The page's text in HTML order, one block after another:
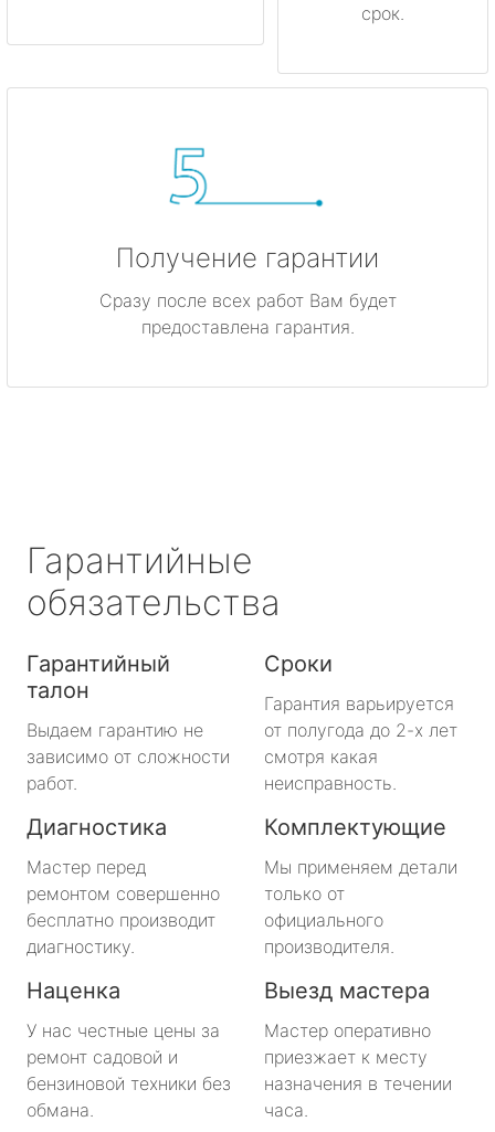
срок.
Получение гарантии
Сразу после всех работ Вам будет
предоставлена гарантия.
Гарантийные
обязательства
Гарантийный
талон
Выдаем гарантию не
зависимо от сложности
работ.
Сроки
Гарантия варьируется
от полугода до 2-х лет
смотря какая
неисправность.
Диагностика
Мастер перед
ремонтом совершенно
бесплатно производит
диагностику.
Комплектующие
Мы применяем детали
только от
официального
производителя.
Наценка
У нас честные цены за
ремонт садовой и
бензиновой техники без
обмана.
Выезд мастера
Мастер оперативно
приезжает к месту
назначения в течении
часа.